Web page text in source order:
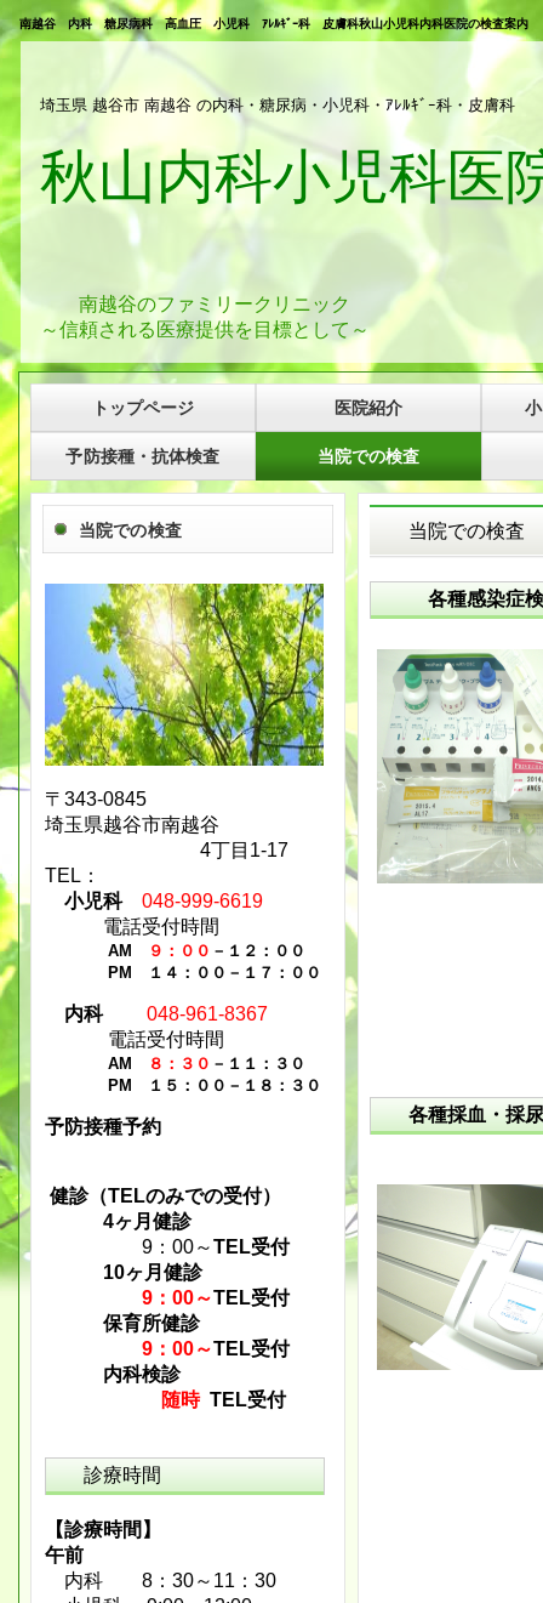
南越谷 内科 糖尿病科 高血圧 小児科 ｱﾚﾙｷﾞｰ科 皮膚科秋山小児科内科医院の検査案内
埼玉県 越谷市 南越谷 の内科・糖尿病・小児科・ｱﾚﾙｷﾞｰ科・皮膚科
秋山内科小児科医
南越谷のファミリークリニック
～信頼される医療提供を目標として～
トップページ 医院紹介
予防接種・抗体検査 当院での検査
当院での検査
各種感染症
各種採血・採
当院での検査
〒343-0845
埼玉県越谷市南越谷
4丁目1-17
TEL：
小児科
048-999-6619
電話受付時間
AM ９：００ －１２：００
PM １４：００－１７：００
内科
048-961-8367
電話受付時間
AM ８：３０ －１１：３０
PM １５：００－１８：３０
予防接種予約
健診（TELのみでの受付）
4ヶ月健診
9：00～TEL受付
10ヶ月健診
9：00～TEL受付
保育所健診
9：00～TEL受付
内科検診
随時 TEL受付
診療時間
【診療時間】
午前
内科 8：30～11：30